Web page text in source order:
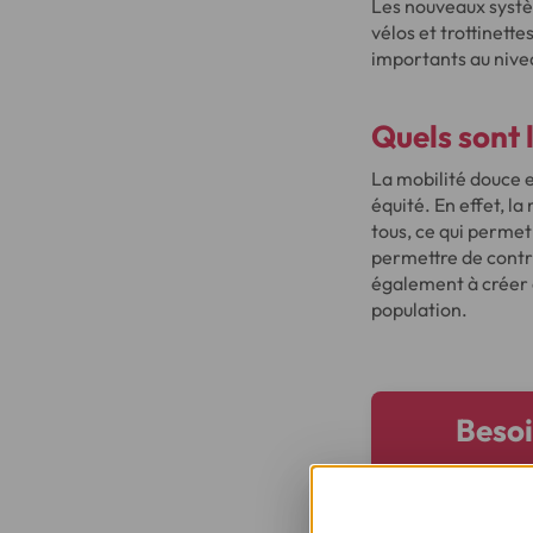
Les nouveaux
vélos et
importants au
Quels sont
La mobilité douce
équité. En effet, la
tous, ce qui
permettre de
également à créer
population.